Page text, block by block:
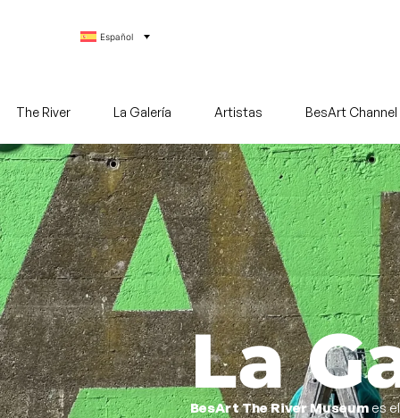
Español
The River La Galería Artistas BesArt Channel
La
BesArt The River Museumes